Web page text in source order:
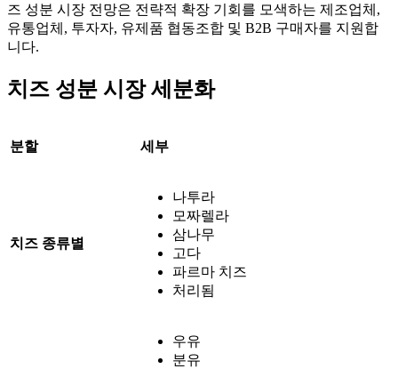
즈 성분 시장 전망은 전략적 확장 기회를 모색하는 제조업체,
유통업체, 투자자, 유제품 협동조합 및 B2B 구매자를 지원합
니다.
치즈 성분 시장 세분화
분할 세부
치즈 종류별
나투라
모짜렐라
삼나무
고다
파르마 치즈
처리됨
우유
분유